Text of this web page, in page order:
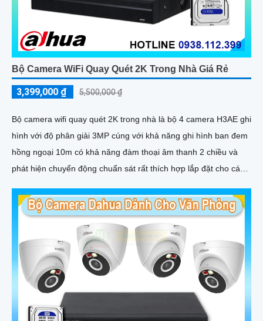
Bộ Camera WiFi Quay Quét 2K Trong Nhà Giá Rẻ
3,399,000 ₫ 5,500,000 ₫
Bộ camera wifi quay quét 2K trong nhà là bộ 4 camera H3AE ghi
hình với độ phân giải 3MP cúng với khả năng ghi hình ban đem
hồng ngoại 10m có khả năng đàm thoại âm thanh 2 chiều và
phát hiện chuyển động chuẩn sát rất thích hợp lắp đặt cho các
có thể giám sát đêm vừa có thể đàm thoại được âm thanh 2
chiều.